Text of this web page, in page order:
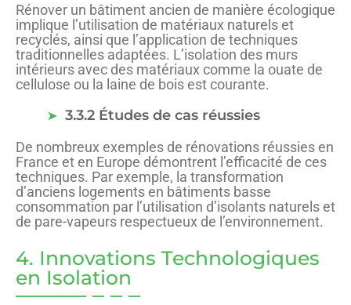
Rénover un bâtiment ancien de manière écologique
implique l’utilisation de matériaux naturels et
recyclés, ainsi que l’application de techniques
traditionnelles adaptées. L’isolation des murs
intérieurs avec des matériaux comme la ouate de
cellulose ou la laine de bois est courante.
3.3.2 Études de cas réussies
De nombreux exemples de rénovations réussies en
France et en Europe démontrent l’efficacité de ces
techniques. Par exemple, la transformation
d’anciens logements en bâtiments basse
consommation par l’utilisation d’isolants naturels et
de pare-vapeurs respectueux de l’environnement.
4. Innovations Technologiques
en Isolation